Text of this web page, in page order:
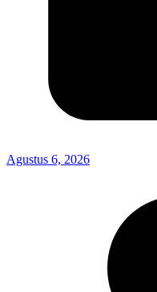
Agustus 6, 2026